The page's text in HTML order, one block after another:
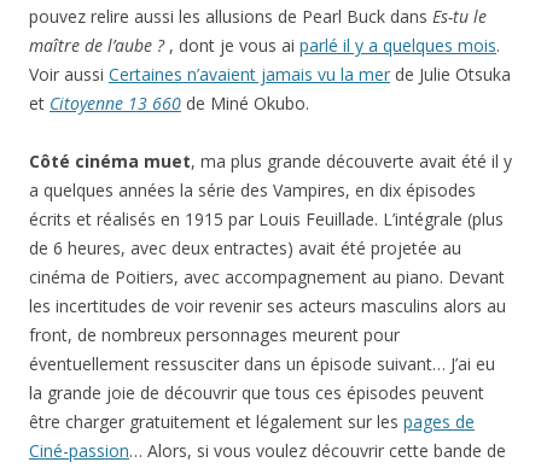
pouvez relire aussi les allusions de Pearl Buck dans Es-tu le
maître de l’aube ?, dont je vous ai parlé il y a quelques mois.
Voir aussi Certaines n’avaient jamais vu la mer de Julie Otsuka
et Citoyenne 13 660 de Miné Okubo.
Côté cinéma muet, ma plus grande découverte avait été il y
a quelques années la série des Vampires, en dix épisodes
écrits et réalisés en 1915 par Louis Feuillade. L’intégrale (plus
de 6 heures, avec deux entractes) avait été projetée au
cinéma de Poitiers, avec accompagnement au piano. Devant
les incertitudes de voir revenir ses acteurs masculins alors au
front, de nombreux personnages meurent pour
éventuellement ressusciter dans un épisode suivant… J’ai eu
la grande joie de découvrir que tous ces épisodes peuvent
être charger gratuitement et légalement sur les pages de
Ciné-passion… Alors, si vous voulez découvrir cette bande de